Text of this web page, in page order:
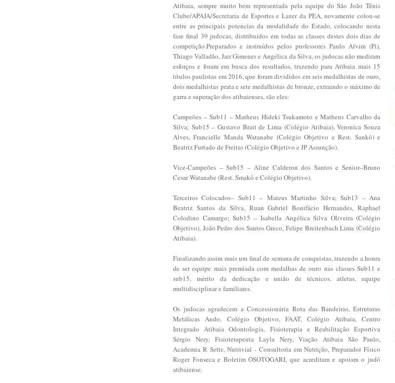
Atibaia, sempre muito bem representada pela equipe do São João Tênis
Clube/APAJA/Secretaria de Esportes e Lazer da PEA, novamente colou-se
entre as principais potencias da modalidade do Estado, colocando nesta
fase final 39 judocas, distribuídos em todas as classes destes dois dias de
competição.Preparados e instruídos pelos professores Paulo Alvim (Pi),
Thiago Valladão, Jair Gimenes e Angélica da Silva, os judocas não mediram
esforços e foram em busca dos resultados, trazendo para Atibaia mais 15
títulos paulistas em 2016, que foram divididos em seis medalhistas de ouro,
dois medalhistas prata e sete medalhistas de bronze, extraindo o máximo de
garra e superação dos atibaienses, são eles:
Campeões – Sub11 – Matheus Hideki Tsukamoto e Matheus Carvalho da
Silva; Sub15 – Gustavo Brait de Lima (Colégio Atibaia), Veronica Souza
Alves, Francielle Manda Watanabe (Colégio Objetivo e Rest. Sankô) e
Beatriz Furtado de Freitas (Colégio Objetivo e JP Assunção).
Vice-Campeões – Sub15 – Aline Calderon dos Santos e Senior–Bruno
Cesar Watanabe (Rest. Smakô e Colégio Objetivo).
Terceiros Colocados– Sub11 – Mateus Martinho Silva; Sub13 – Ana
Beatriz Santos da Silva, Ruan Gabriel Bonifácio Hernandes, Raphael
Colodino Camargo; Sub15 – Isabella Angélica Silva Oliveira (Colégio
Objetivo), João Pedro dos Santos Greco, Felipe Breitenbach Lima (Colégio
Atibaia).
Finalizando assim mais um final de semana de conquistas, trazendo a honra
de ser equipe mais premiada com medalhas de ouro nas classes Sub11 e
sub15, mérito da dedicação e união de técnicos, atletas, equipe
multidisciplinar e familiares.
Os judocas agradecem a Concessionária Rota das Bandeiras, Estruturas
Metálicas Ando, Colégio Objetivo, FAAT, Colégio Atibaia, Centro
Integrado Atibaia Odontologia, Fisioterapia e Reabilitação Esportiva
Sérgio Nery, Fisioterapeuta Layla Nery, Viação Atibaia São Paulo,
Academia R Sette, Nutrivial - Consultoria em Nutrição, Preparador Físico
Roger Fonseca e Boletim OSOTOGARI, que acreditam e apoiam o judô
atibaiense.